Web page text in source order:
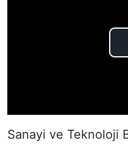
Sanayi ve Teknoloji